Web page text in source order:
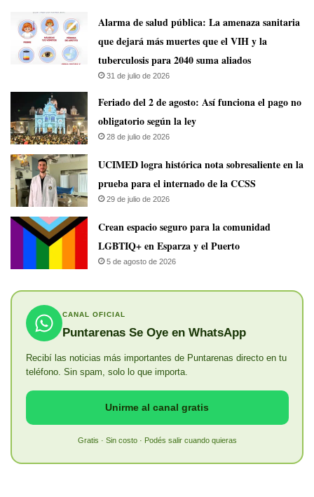
​Alarma de salud pública: La amenaza sanitaria
que dejará más muertes que el VIH y la
tuberculosis para 2040 suma aliados
31 de julio de 2026
Feriado del 2 de agosto: Así funciona el pago no
obligatorio según la ley
28 de julio de 2026
UCIMED logra histórica nota sobresaliente en la
prueba para el internado de la CCSS
29 de julio de 2026
Crean espacio seguro para la comunidad
LGBTIQ+ en Esparza y el Puerto
5 de agosto de 2026
CANAL OFICIAL
Puntarenas Se Oye en WhatsApp
Recibí las noticias más importantes de Puntarenas directo en tu
teléfono. Sin spam, solo lo que importa.
Unirme al canal gratis
Gratis · Sin costo · Podés salir cuando quieras